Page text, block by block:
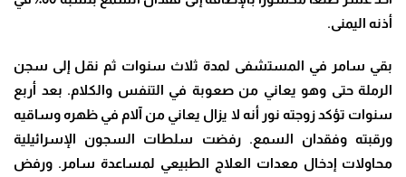
أذنه اليمنى.
بقي سامر في المستشفى لمدة ثلاث سنوات ثم نقل إلى سجن
الرملة حتى وهو يعاني من صعوبة في التنفس والكلام. بعد أربع
سنوات تؤكد زوجته نور أنه لا يزال يعاني من آلام في ظهره وساقيه
ورقبته وفقدان السمع. رفضت سلطات السجون الإسرائيلية
محاولات إدخال معدات العلاج الطبيعي لمساعدة سامر. ورفض